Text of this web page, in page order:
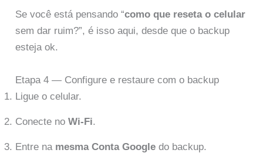
Se você está pensando “como que reseta o celular
sem dar ruim?”, é isso aqui, desde que o backup
esteja ok.
Etapa 4 — Configure e restaure com o backup
Ligue o celular.
Conecte noWi-Fi.
Entre na mesma Conta Google do backup.